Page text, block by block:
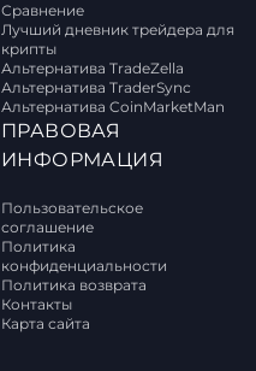
Сравнение
Лучший дневник трейдера для
крипты
Альтернатива TradeZella
Альтернатива TraderSync
Альтернатива CoinMarketMan
ПРАВОВАЯ
ИНФОРМАЦИЯ
Пользовательское
соглашение
Политика
конфиденциальности
Политика возврата
Контакты
Карта сайта